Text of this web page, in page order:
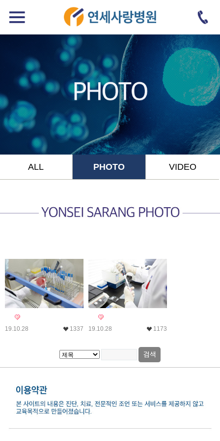
ALL PHOTO VIDEO
19.10.28 1337 19.10.28 1173